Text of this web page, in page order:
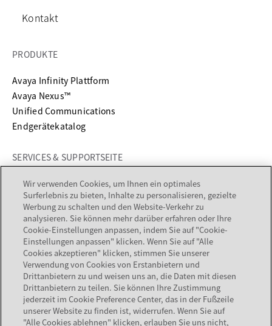
Kontakt
PRODUKTE
Avaya Infinity Plattform
Avaya Nexus™
Unified Communications
Endgerätekatalog
SERVICES & SUPPORTSEITE
Supportwird in einer neuen Registerkarte geöffnet
Documentationwird in einer neuen Registerkarte geöffnet
Services
Partner suchen
UNTERNEHMEN
Über Avaya
Karriere
Newsletter
Wir verwenden Cookies, um Ihnen ein optimales
Surferlebnis zu bieten, Inhalte zu personalisieren, gezielte
Werbung zu schalten und den Website-Verkehr zu
analysieren. Sie können mehr darüber erfahren oder Ihre
Cookie-Einstellungen anpassen, indem Sie auf "Cookie-
Einstellungen anpassen" klicken. Wenn Sie auf "Alle
Cookies akzeptieren" klicken, stimmen Sie unserer
Verwendung von Cookies von Erstanbietern und
Drittanbietern zu und weisen uns an, die Daten mit diesen
Drittanbietern zu teilen. Sie können Ihre Zustimmung
jederzeit im Cookie Preference Center, das in der Fußzeile
unserer Website zu finden ist, widerrufen. Wenn Sie auf
"Alle Cookies ablehnen" klicken, erlauben Sie uns nicht,